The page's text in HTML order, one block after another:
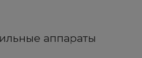
аппараты